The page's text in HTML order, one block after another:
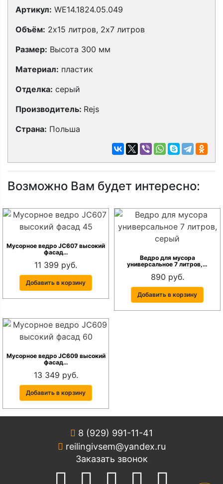
Артикул: WE14.1824.05.049
Объём: 2х15 литров, 2х7 литров
Размер: Высота 300 мм
Материал: пластик
Отделка: серый
Производитель: Rejs
Страна: Польша
Возможно Вам будет интересно:
Мусорное ведро JC607 высокий
фасад…
11 399 руб.
Добавить в корзину
Ведро для мусора
универсальное 7 литров,…
890 руб.
Добавить в корзину
Мусорное ведро JC609 высокий
фасад…
13 349 руб.
Добавить в корзину
8 (929) 991-11-41
reilingivsem@yandex.ru
Заказать звонок